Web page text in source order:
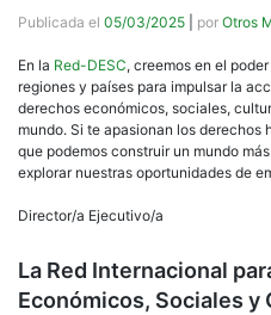
Publicada el 05/03/2025 por Otros
En la Red-DESC, creemos en el
regiones y países para impulsar la
derechos económicos, sociales,
mundo. Si te apasionan los
que podemos construir un mundo
explorar nuestras oportunidades de
Director/a Ejecutivo/a
La Red Internacional
Económicos, Sociales y